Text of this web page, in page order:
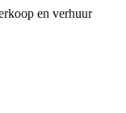
en verhuur